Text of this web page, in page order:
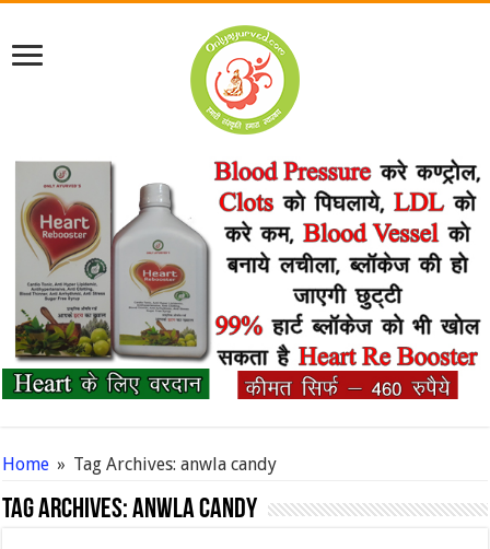
Home » Tag Archives: anwla candy
Tag Archives:anwla candy